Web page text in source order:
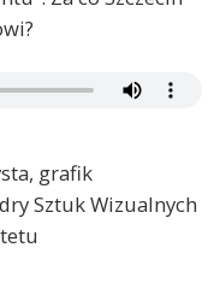
grafik
Sztuk Wizualnych